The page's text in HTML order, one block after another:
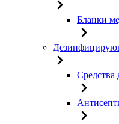
Бланки
Средства